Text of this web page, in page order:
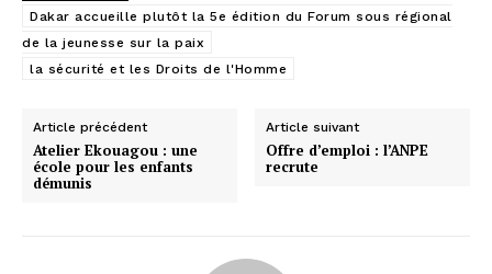
Dakar accueille plutôt la 5e édition du Forum sous régional
de la jeunesse sur la paix
la sécurité et les Droits de l'Homme
Article précédent
Atelier Ekouagou : une
école pour les enfants
démunis
Article suivant
Offre d’emploi : l’ANPE
recrute